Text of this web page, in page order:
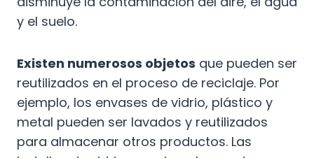
y el suelo.
Existen numerosos objetos que pueden ser
reutilizados en el proceso de reciclaje. Por
ejemplo, los envases de vidrio, plástico y
metal pueden ser lavados y reutilizados
para almacenar otros productos. Las